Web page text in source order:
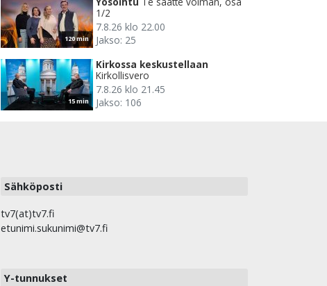
120 min
1/2
7.8.26 klo 22.00
Jakso: 25
15 min
Kirkossa keskustellaan
Kirkollisvero
7.8.26 klo 21.45
Jakso: 106
Sähköposti
tv7(at)tv7.fi
etunimi.sukunimi@tv7.fi
Y-tunnukset